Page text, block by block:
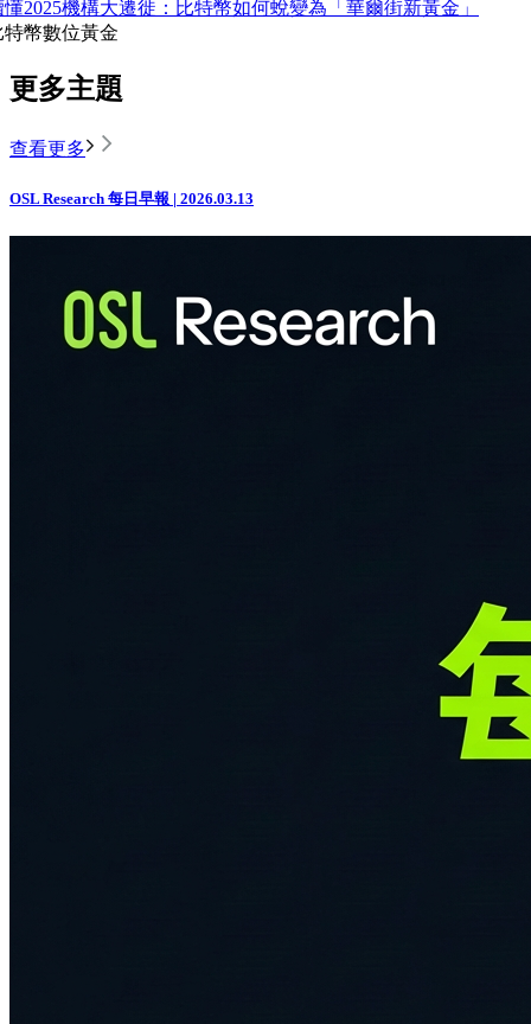
懂2025機構大遷徙：比特幣如何蛻變為「華爾街新黃金」
特幣數位黃金
更多主題
查看更多
OSL Research 每日早報 | 2026.03.13